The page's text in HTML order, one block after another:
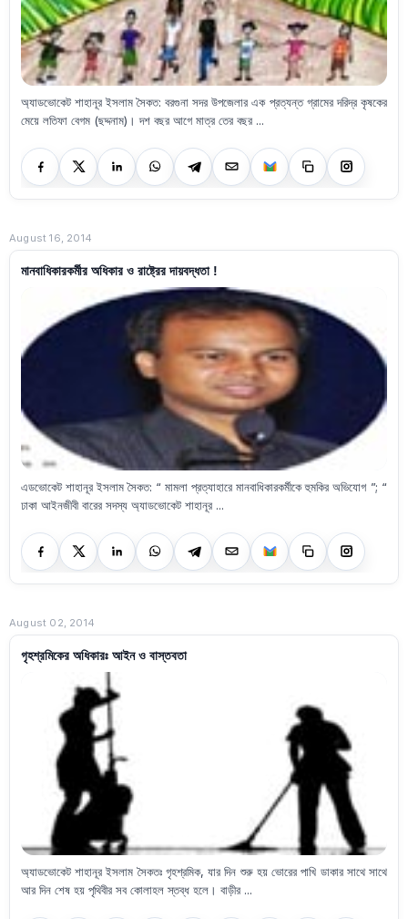
অ্যাডভোকেট শাহানূর ইসলাম সৈকত: বরগুনা সদর উপজেলার এক প্রত্যন্ত গ্রামের দরিদ্র কৃষকের
মেয়ে লতিফা বেগম (ছদ্দনাম)। দশ বছর আগে মাত্র তের বছর ...
August 16, 2014
মানবাধিকারকর্মীর অধিকার ও রাষ্ট্রের দায়বদ্ধতা !
এডভোকেট শাহানূর ইসলাম সৈকত: “ মামলা প্রত্যাহারে মানবাধিকারকর্মীকে হুমকির অভিযোগ ”; “
ঢাকা আইনজীবী বারের সদস্য অ্যাডভোকেট শাহানূর ...
August 02, 2014
গৃহশ্রমিকের অধিকারঃ আইন ও বাস্তবতা
অ্যাডভোকেট শাহানূর ইসলাম সৈকতঃ গৃহশ্রমিক, যার দিন শুরু হয় ভোরের পাখি ডাকার সাথে সাথে
আর দিন শেষ হয় পৃথিবীর সব কোলাহল স্তব্ধ হলে। বাড়ীর ...